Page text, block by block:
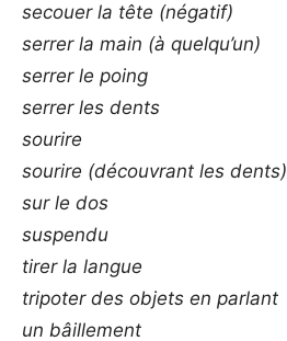
secouer la tête (négatif)
serrer la main (à quelqu’un)
serrer le poing
serrer les dents
sourire
sourire (découvrant les dents)
sur le dos
suspendu
tirer la langue
tripoter des objets en parlant
un bâillement